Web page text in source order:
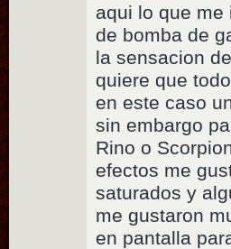
aqui lo que
de bomba de
la sensacion
quiere que
en este caso
sin embargo
Rino o
efectos me
saturados y
me gustaron
en pantalla